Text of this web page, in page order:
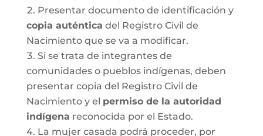
Presentar documento de identificación y
copia auténtica del Registro Civil de
Nacimiento que se va a modificar.
Si se trata de integrantes de
comunidades o pueblos indígenas, deben
presentar copia del Registro Civil de
Nacimiento y el permiso de la autoridad
indígena reconocida por el Estado.
La mujer casada podrá proceder, por